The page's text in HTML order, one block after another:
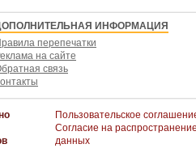
ИНФОРМАЦИЯ
перепечатки
на сайте
связь
Пользовательское
Согласие на
данных